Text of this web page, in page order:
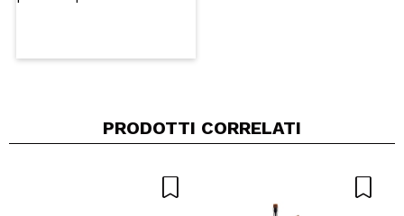
PRODOTTI CORRELATI